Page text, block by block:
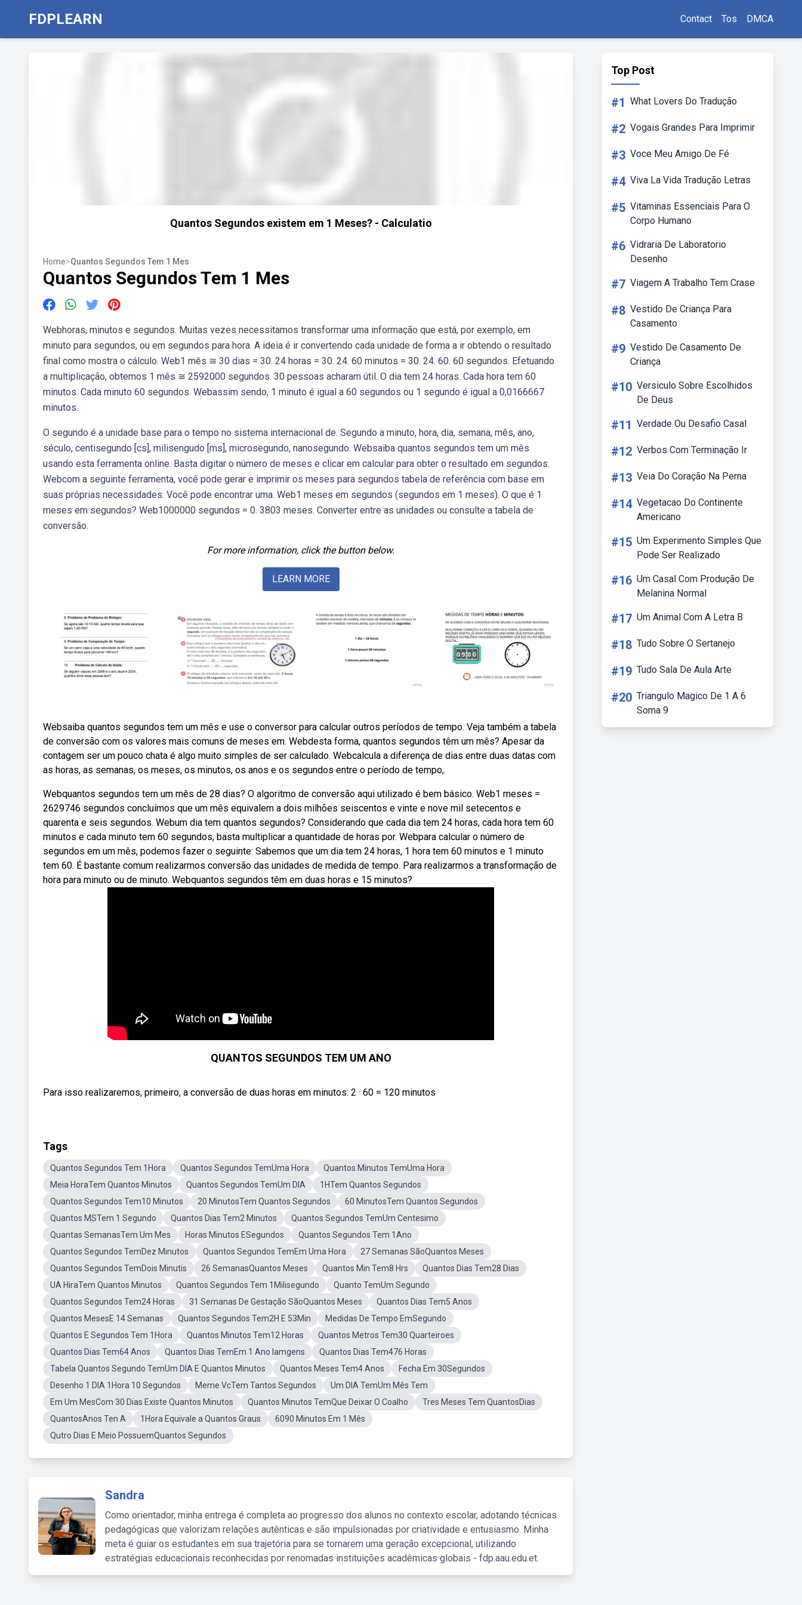
FDPLEARN Contact Tos DMCA
Quantos Segundos existem em 1 Meses? - Calculatio
Home>Quantos Segundos Tem 1 Mes
Quantos Segundos Tem 1 Mes
Webhoras, minutos e segundos. Muitas vezes necessitamos transformar uma informação que está, por exemplo, em
minuto para segundos, ou em segundos para hora. A ideia é ir convertendo cada unidade de forma a ir obtendo o resultado
final como mostra o cálculo. Web1 mês ≅ 30 dias = 30. 24 horas = 30. 24. 60 minutos = 30. 24. 60. 60 segundos. Efetuando
a multiplicação, obtemos 1 mês ≅ 2592000 segundos. 30 pessoas acharam útil. O dia tem 24 horas. Cada hora tem 60
minutos. Cada minuto 60 segundos. Webassim sendo, 1 minuto é igual a 60 segundos ou 1 segundo é igual a 0,0166667
minutos.
O segundo é a unidade base para o tempo no sistema internacional de. Segundo a minuto, hora, dia, semana, mês, ano,
século, centisegundo [cs], milisengudo [ms], microsegundo, nanosegundo. Websaiba quantos segundos tem um mês
usando esta ferramenta online. Basta digitar o número de meses e clicar em calcular para obter o resultado em segundos.
Webcom a seguinte ferramenta, você pode gerar e imprimir os meses para segundos tabela de referência com base em
suas próprias necessidades. Você pode encontrar uma. Web1 meses em segundos (segundos em 1 meses). O que é 1
meses em segundos? Web1000000 segundos = 0. 3803 meses. Converter entre as unidades ou consulte a tabela de
conversão.
For more information, click the button below.
LEARN MORE
Websaiba quantos segundos tem um mês e use o conversor para calcular outros períodos de tempo. Veja também a tabela
de conversão com os valores mais comuns de meses em. Webdesta forma, quantos segundos têm um mês? Apesar da
contagem ser um pouco chata é algo muito simples de ser calculado. Webcalcula a diferença de dias entre duas datas com
as horas, as semanas, os meses, os minutos, os anos e os segundos entre o período de tempo,.
Webquantos segundos tem um mês de 28 dias? O algoritmo de conversão aqui utilizado é bem básico. Web1 meses =
2629746 segundos concluímos que um mês equivalem a dois milhões seiscentos e vinte e nove mil setecentos e
quarenta e seis segundos. Webum dia tem quantos segundos? Considerando que cada dia tem 24 horas, cada hora tem 60
minutos e cada minuto tem 60 segundos, basta multiplicar a quantidade de horas por. Webpara calcular o número de
segundos em um mês, podemos fazer o seguinte: Sabemos que um dia tem 24 horas, 1 hora tem 60 minutos e 1 minuto
tem 60. É bastante comum realizarmos conversão das unidades de medida de tempo. Para realizarmos a transformação de
hora para minuto ou de minuto. Webquantos segundos têm em duas horas e 15 minutos?
QUANTOS SEGUNDOS TEM UM ANO
Para isso realizaremos, primeiro, a conversão de duas horas em minutos: 2 · 60 = 120 minutos
Tags
Quantos Segundos Tem 1Hora Quantos Segundos TemUma Hora
Quantos Minutos TemUma Hora
Meia HoraTem Quantos Minutos
Quantos Segundos TemUm DIA
1HTem Quantos Segundos
Quantos Segundos Tem10 Minutos
20 MinutosTem Quantos Segundos
60 MinutosTem Quantos Segundos
Quantos MSTem 1 Segundo
Quantos Dias Tem2 Minutos
Quantos Segundos TemUm Centesimo
Quantas SemanasTem Um Mes
Horas Minutos ESegundos
Quantos Segundos Tem 1Ano
Quantos Segundos TemDez Minutos
Quantos Segundos TemEm Uma Hora
27 Semanas SãoQuantos Meses
Quantos Segundos TemDois Minutis
26 SemanasQuantos Meses Quantos Min Tem8 Hrs
Quantos Dias Tem28 Dias
UA HiraTem Quantos Minutos
Quantos Segundos Tem 1Milisegundo
Quanto TemUm Segundo
Quantos Segundos Tem24 Horas
31 Semanas De Gestação SãoQuantos Meses
Quantos Dias Tem5 Anos
Quantos MesesE 14 Semanas
Quantos Segundos Tem2H E 53Min
Medidas De Tempo EmSegundo
Quantos E Segundos Tem 1Hora
Quantos Minutos Tem12 Horas
Quantos Metros Tem30 Quarteiroes
Quantos Dias Tem64 Anos
Quantos Dias TemEm 1 Ano Iamgens
Quantos Dias Tem476 Horas
Tabela Quantos Segundo TemUm DIA E Quantos Minutos
Quantos Meses Tem4 Anos
Fecha Em 30Segundos
Desenho 1 DIA 1Hora 10 Segundos
Meme VcTem Tantos Segundos
Um DIA TemUm Mês Tem
Em Um MesCom 30 Dias Existe Quantos Minutos
Quantos Minutos TemQue Deixar O Coalho
Tres Meses Tem QuantosDias
QuantosAnos Ten A
1Hora Equivale a Quantos Graus
6090 Minutos Em 1 Mês
Qutro Dias E Meio PossuemQuantos Segundos
Sandra
Como orientador, minha entrega é completa ao progresso dos alunos no contexto escolar, adotando técnicas
pedagógicas que valorizam relações autênticas e são impulsionadas por criatividade e entusiasmo. Minha
meta é guiar os estudantes em sua trajetória para se tornarem uma geração excepcional, utilizando
estratégias educacionais reconhecidas por renomadas instituições acadêmicas globais - fdp.aau.edu.et.
Top Post
#1 What Lovers Do Tradução
#2 Vogais Grandes Para Imprimir
#3 Voce Meu Amigo De Fé
#4 Viva La Vida Tradução Letras
#5 Vitaminas Essenciais Para O
Corpo Humano
#6 Vidraria De Laboratorio
Desenho
#7 Viagem A Trabalho Tem Crase
#8 Vestido De Criança Para
Casamento
#9 Vestido De Casamento De
Criança
#10 Versiculo Sobre Escolhidos
De Deus
#11 Verdade Ou Desafio Casal
#12 Verbos Com Terminação Ir
#13 Veia Do Coração Na Perna
#14 Vegetacao Do Continente
Americano
#15 Um Experimento Simples Que
Pode Ser Realizado
#16 Um Casal Com Produção De
Melanina Normal
#17 Um Animal Com A Letra B
#18 Tudo Sobre O Sertanejo
#19 Tudo Sala De Aula Arte
#20 Triangulo Magico De 1 A 6
Soma 9